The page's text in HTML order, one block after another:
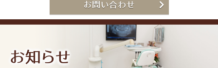
お問い合わせ
お知らせ